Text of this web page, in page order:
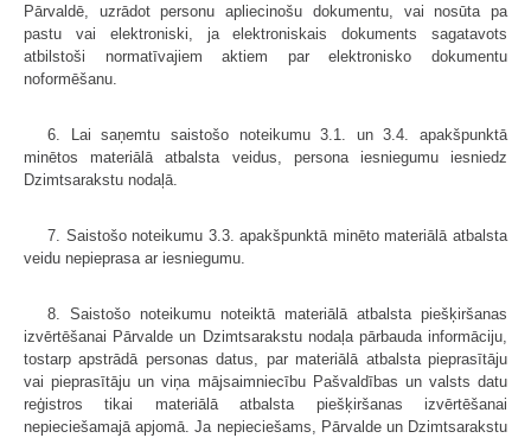
Pārvaldē, uzrādot personu apliecinošu dokumentu, vai nosūta pa
pastu vai elektroniski, ja elektroniskais dokuments sagatavots
atbilstoši normatīvajiem aktiem par elektronisko dokumentu
noformēšanu.
6. Lai saņemtu saistošo noteikumu 3.1. un 3.4. apakšpunktā
minētos materiālā atbalsta veidus, persona iesniegumu iesniedz
Dzimtsarakstu nodaļā.
7. Saistošo noteikumu 3.3. apakšpunktā minēto materiālā atbalsta
veidu nepieprasa ar iesniegumu.
8. Saistošo noteikumu noteiktā materiālā atbalsta piešķiršanas
izvērtēšanai Pārvalde un Dzimtsarakstu nodaļa pārbauda informāciju,
tostarp apstrādā personas datus, par materiālā atbalsta pieprasītāju
vai pieprasītāju un viņa mājsaimniecību Pašvaldības un valsts datu
reģistros tikai materiālā atbalsta piešķiršanas izvērtēšanai
nepieciešamajā apjomā. Ja nepieciešams, Pārvalde un Dzimtsarakstu